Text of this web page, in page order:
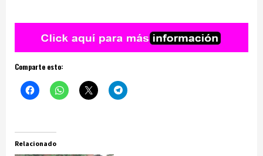
Comparte esto:
Relacionado